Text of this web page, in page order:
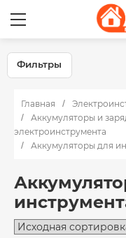
Фильтры
Главная
Аккумуляторы и
электроинструмента
Аккумуляторы для